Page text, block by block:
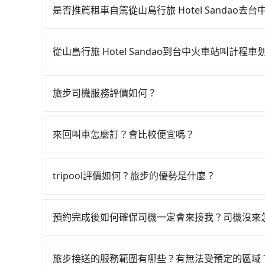
06:15一直到22:50，南港-台中一天最多有101班
元，再用10分鐘出站、等待車站前排班的計程車
難度是雙北大城市的100倍，且山島行旅 Hotel
負擔40元車資，而且更會額外浪費31分鐘在轉
是否推薦租車自駕從山島行旅 Hotel Sandao去台
天就要來回，那在宜蘭路邊可隨租隨借的iRent應
時40元路邊停車費用預估進去，但額外的汽車保
的車門仍未被修理，每一次租車都好像在開樂透
點仍有段距離，在遇到下雨天或者載行李時，就顯
從山島行旅 Hotel Sandao到台中火車站叫計程車
到車，也可考慮打電話至山島行旅 Hotel Sandao
臨時叫到小黃的難度是台北或新北的100倍之多。
旅步司機服務評價如何？
程更加順暢和舒適。」
來回叫車怎麼訂？會比較便宜嗎？
定。至於價格已經市場最優惠，並無特別針對來
tripool評價如何？旅步的優勢是什麼？
外，tripool司機專業的駕駛和親切服務態度也獲
預約完成後如何確保司機一定會來接我？司機沒來
提供司機的姓名、電話、車牌、車型等資訊，如
旅步接送的服務範圍有哪些？有無法受預定的區域